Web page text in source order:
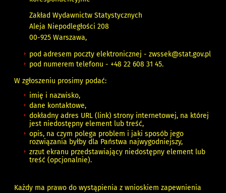
Zakład Wydawnictw Statystycznych
Aleja Niepodległości 208
00-925 Warszawa,
pod adresem poczty elektronicznej -zwssek@stat.gov.pl
pod numerem telefonu -+48 22 608 31 45.
W zgłoszeniu prosimy podać:
imię i nazwisko,
dane kontaktowe,
dokładny adres URL (link) strony internetowej, na której
jest niedostępny element lub treść,
opis, na czym polega problem i jaki sposób jego
rozwiązania byłby dla Państwa najwygodniejszy,
zrzut ekranu przedstawiający niedostępny element lub
treść (opcjonalnie).
Każdy ma prawo do wystąpienia z wnioskiem zapewnienia